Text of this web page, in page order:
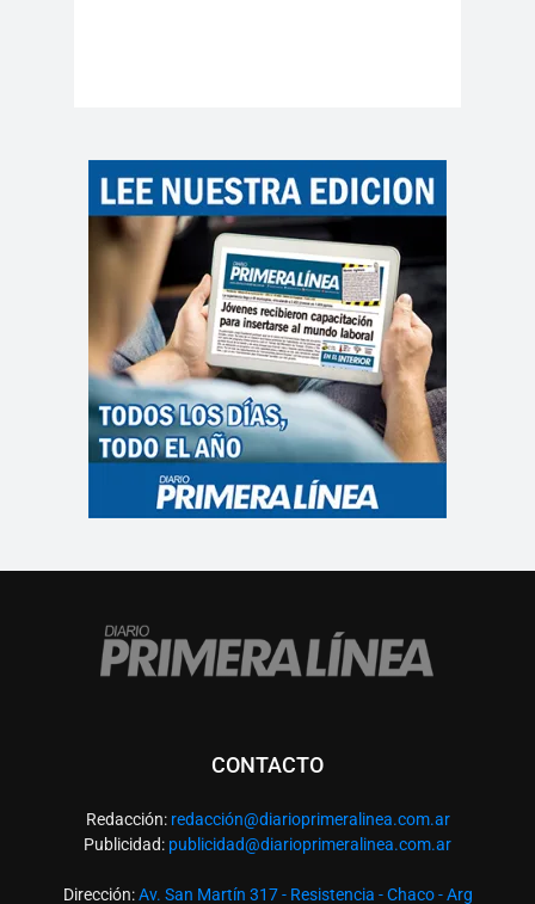
CONTACTO
Redacción: redacción@diarioprimeralinea.com.ar
Publicidad: publicidad@diarioprimeralinea.com.ar
Dirección:Av. San Martín 317 - Resistencia - Chaco - Arg